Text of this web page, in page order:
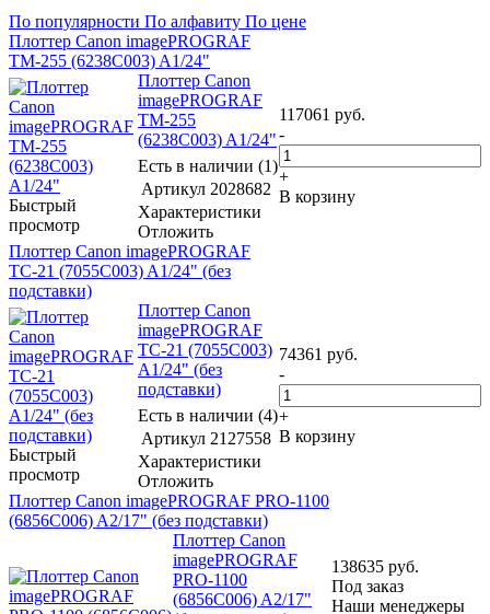
По популярности По алфавиту По цене
Плоттер Canon imagePROGRAF
TM-255 (6238C003) A1/24"
Быстрый
просмотр
Плоттер Canon
imagePROGRAF
TM-255
(6238C003) A1/24"
Есть в наличии (1)
Артикул 2028682
Характеристики
Отложить
117061 руб.
-
+
В корзину
Плоттер Canon imagePROGRAF
TC-21 (7055C003) A1/24" (без
подставки)
Быстрый
просмотр
Плоттер Canon
imagePROGRAF
TC-21 (7055C003)
A1/24" (без
подставки)
Есть в наличии (4)
Артикул 2127558
Характеристики
Отложить
74361 руб.
-
+
В корзину
Плоттер Canon imagePROGRAF PRO-1100
(6856C006) A2/17" (без подставки)
Плоттер Canon
imagePROGRAF
PRO-1100
(6856C006) A2/17"
138635 руб.
Под заказ
Наши менеджеры